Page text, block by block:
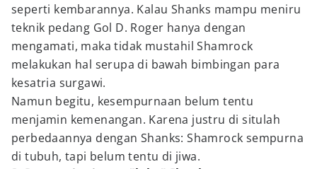
seperti kembarannya. Kalau Shanks mampu meniru
teknik pedang Gol D. Roger hanya dengan
mengamati, maka tidak mustahil Shamrock
melakukan hal serupa di bawah bimbingan para
kesatria surgawi.
Namun begitu, kesempurnaan belum tentu
menjamin kemenangan. Karena justru di situlah
perbedaannya dengan Shanks: Shamrock sempurna
di tubuh, tapi belum tentu di jiwa.